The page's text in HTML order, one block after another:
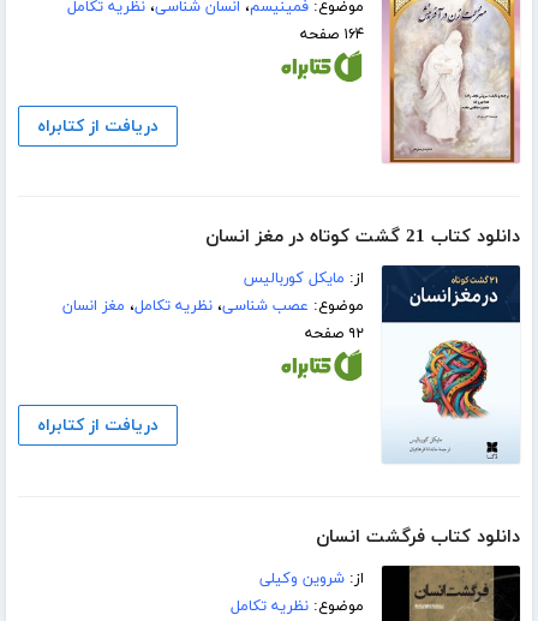
موضوع:فمینیسم، انسان شناسی،نظریه تکامل
۱۶۴ صفحه
دریافت از کتابراه
دانلود کتاب 21 گشت کوتاه در مغز انسان
از: مایکل کوربالیس
موضوع: عصب شناسی،نظریه تکامل، مغز انسان
۹۲ صفحه
دریافت از کتابراه
دانلود کتاب فرگشت انسان
از:شروین وکیلی
موضوع:نظریه تکامل